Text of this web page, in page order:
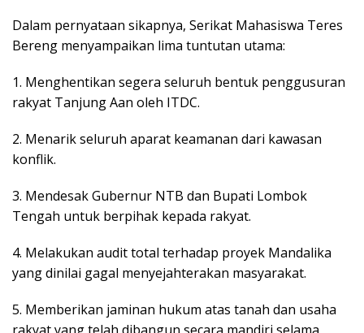
Dalam pernyataan sikapnya, Serikat Mahasiswa Teres
Bereng menyampaikan lima tuntutan utama:
1. Menghentikan segera seluruh bentuk penggusuran
rakyat Tanjung Aan oleh ITDC.
2. Menarik seluruh aparat keamanan dari kawasan
konflik.
3. Mendesak Gubernur NTB dan Bupati Lombok
Tengah untuk berpihak kepada rakyat.
4. Melakukan audit total terhadap proyek Mandalika
yang dinilai gagal menyejahterakan masyarakat.
5. Memberikan jaminan hukum atas tanah dan usaha